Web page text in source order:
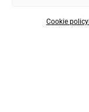
Cookie policy